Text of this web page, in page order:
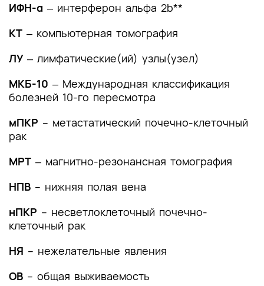
немедикаментозную терапии, диетотерапию,
противопоказания к применению методов
лечения
4. Медицинская реабилитация и санаторно-
курортное лечение, медицинские показания и
медицинской реабилитации, в том числе
лечебных факторов
5. Профилактика и диспансерное наблюдение,
медицинские показания и противопоказания к
ИФН-α ‒ интерферон альфа 2b**
КТ ‒ компьютерная томография
ЛУ‒ лимфатические(ий) узлы(узел)
МКБ-10 ‒ Международная классификация
болезней 10-го пересмотра
мПКР – метастатический почечно-клеточный
рак
МРТ ‒ магнитно-резонансная томография
НПВ – нижняя полая вена
нПКР – несветлоклеточный почечно-
клеточный рак
НЯ – нежелательные явления
ОВ – общая выживаемость